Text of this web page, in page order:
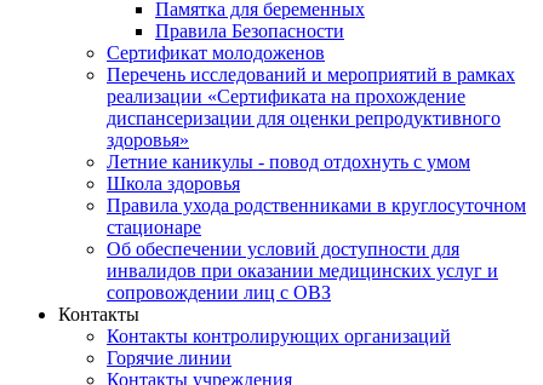
Памятка для беременных
Правила Безопасности
Сертификат молодоженов
Перечень исследований и мероприятий в рамках
реализации «Сертификата на прохождение
диспансеризации для оценки репродуктивного
здоровья»
Летние каникулы - повод отдохнуть с умом
Школа здоровья
Правила ухода родственниками в круглосуточном
стационаре
Об обеспечении условий доступности для
инвалидов при оказании медицинских услуг и
сопровождении лиц с ОВЗ
Контакты
Контакты контролирующих организаций
Горячие линии
Контакты учреждения